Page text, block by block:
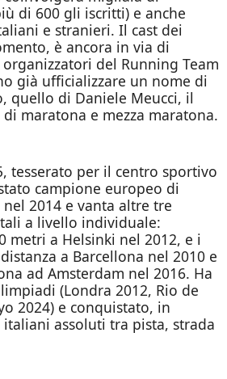
di 600 gli iscritti) e anche
e stranieri. Il cast dei
è ancora in via di
del Running Team
già ufficializzare un nome di
quello di Daniele Meucci, il
maratona e mezza maratona.
tesserato per il centro sportivo
campione europeo di
2014 e vanta altre tre
a livello individuale:
metri a Helsinki nel 2012, e i
a Barcellona nel 2010 e
ad Amsterdam nel 2016. Ha
(Londra 2012, Rio de
2024) e conquistato, in
assoluti tra pista, strada